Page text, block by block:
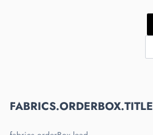
FABRICS.ORDERBOX.TITLE